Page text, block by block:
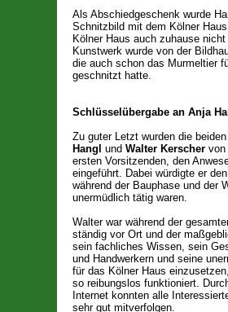
Als Abschiedgeschenk wurde
Schnitzbild mit dem Kölner
Kölner Haus auch zuhause
Kunstwerk wurde von der
die auch schon das Murmeltier
geschnitzt hatte.
Schlüsselübergabe an Anja
Zu guter Letzt wurden die
Hangl und Walter Kerschervon
ersten Vorsitzenden, den
eingeführt. Dabei würdigte er
während der Bauphase und der
unermüdlich tätig waren.
Walter war während der
ständig vor Ort und der
sein fachliches Wissen, sein
und Handwerkern und seine
für das Kölner Haus
so reibungslos funktioniert.
Internet konnten alle
sehr gut mitverfolgen.